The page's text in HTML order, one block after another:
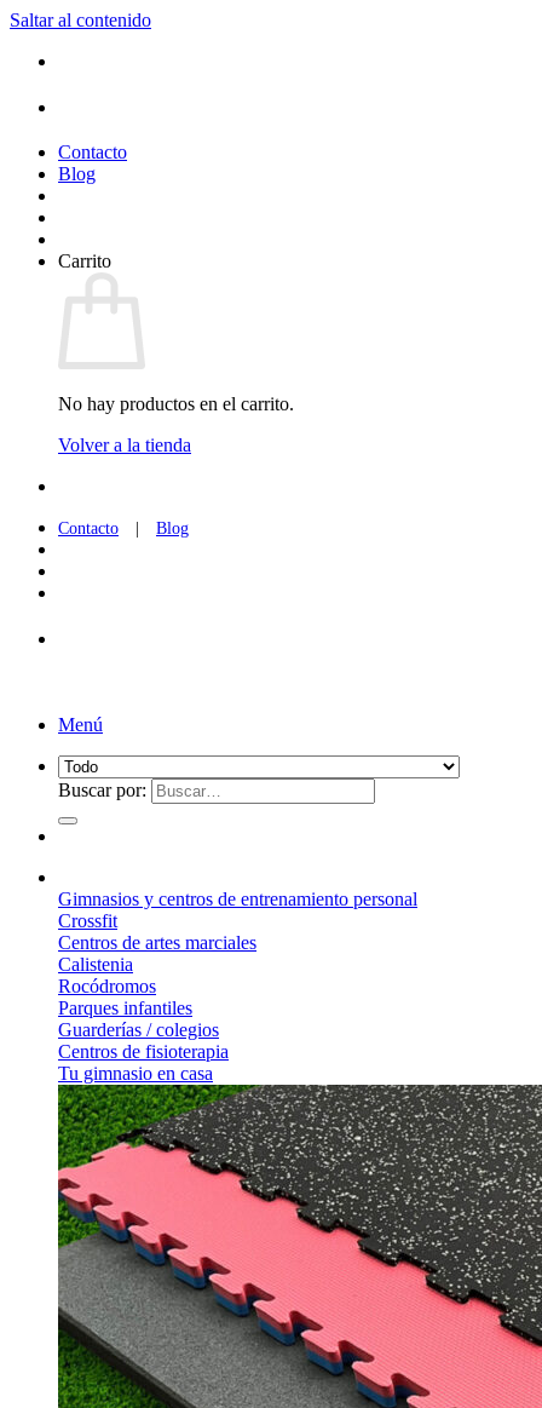
Saltar al contenido
Contacto
Blog
Carrito
No hay productos en el carrito.
Volver a la tienda
Contacto Blog
Menú
Buscar por:
Gimnasios y centros de entrenamiento personal
Crossfit
Centros de artes marciales
Calistenia
Rocódromos
Parques infantiles
Guarderías / colegios
Centros de fisioterapia
Tu gimnasio en casa